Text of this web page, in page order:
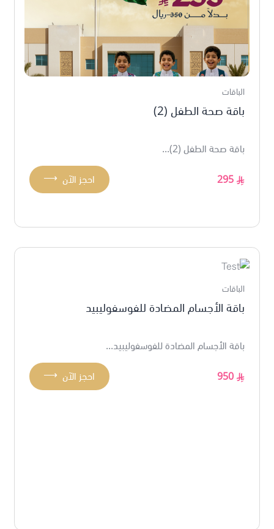
الباقات
باقة صحة الطفل (2)
باقة صحة الطفل (2)...
295
⟶ احجز الآن
الباقات
باقة الأجسام المضادة للفوسفوليبيد
باقة الأجسام المضادة للفوسفوليبيد...
950
⟶ احجز الآن